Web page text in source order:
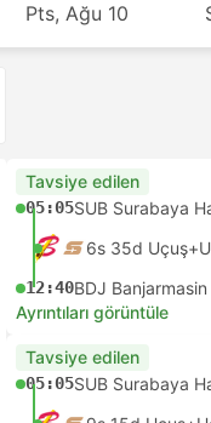
Pts, Ağu 10
Tavsiye edilen
05:05SUB Surabaya
6s 35d
12:40BDJ
Ayrıntıları görüntüle
Tavsiye edilen
05:05SUB Surabaya